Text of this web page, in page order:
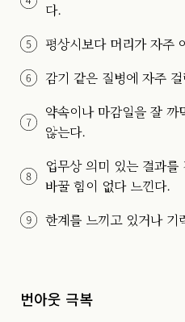
다.
평상시보다 머리가 자주
감기 같은 질병에 자주
약속이나 마감일을 잘 까
않는다.
업무상 의미 있는 결과
바꿀 힘이 없다 느낀다.
한계를 느끼고 있거나 기
번아웃 극복